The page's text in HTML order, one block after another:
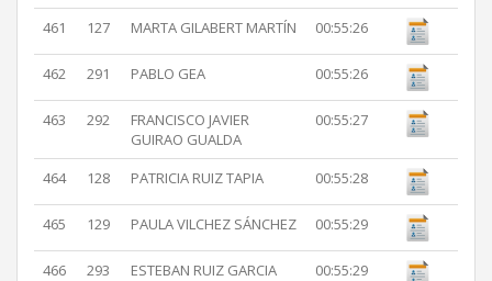
461 127 MARTA GILABERT MARTÍN 00:55:26
462 291 PABLO GEA 00:55:26
463 292
FRANCISCO JAVIER
GUIRAO GUALDA
00:55:27
464 128 PATRICIA RUIZ TAPIA 00:55:28
465 129 PAULA VILCHEZ SÁNCHEZ 00:55:29
466 293 ESTEBAN RUIZ GARCIA 00:55:29